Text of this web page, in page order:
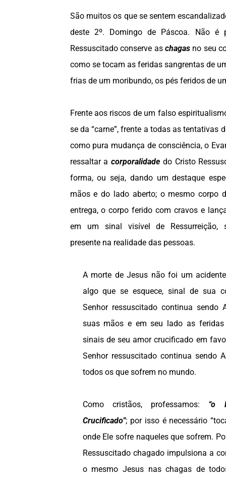
São muitos os que se sentem
deste 2º. Domingo de Páscoa. Não é
Ressuscitado conserve aschagas no seu
como se tocam as feridas sangrentas de
frias de um moribundo, os pés feridos de
Frente aos riscos de um falso
se da “carne”, frente a todas as tentativas
como pura mudança de consciência, o
ressaltar acorporalidade do Cristo
forma, ou seja, dando um destaque
mãos e do lado aberto; o mesmo corpo
entrega, o corpo ferido com cravos e
em um sinal visível de Ressurreição,
presente na realidade das pessoas.
A morte de Jesus não foi um
algo que se esquece, sinal de sua
Senhor ressuscitado continua sendo
suas mãos e em seu lado as
sinais de seu amor crucificado em
Senhor ressuscitado continua sendo
todos os que sofrem no mundo.
Como cristãos, professamos: “o
Crucificado”; por isso é necessário
onde Ele sofre naqueles que sofrem.
Ressuscitado chagado impulsiona a
o mesmo Jesus nas chagas de